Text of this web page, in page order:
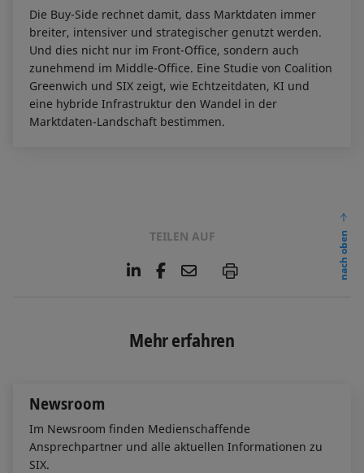
Die Buy-Side rechnet damit, dass Marktdaten immer
breiter, intensiver und strategischer genutzt werden.
Und dies nicht nur im Front-Office, sondern auch
zunehmend im Middle-Office. Eine Studie von Coalition
Greenwich und SIX zeigt, wie Echtzeitdaten, KI und
eine hybride Infrastruktur den Wandel in der
Marktdaten-Landschaft bestimmen.
TEILEN AUF
L
e
d
F
o
E
l
P
nach oben
Mehr erfahren
Newsroom
Im Newsroom finden Medienschaffende
Ansprechpartner und alle aktuellen Informationen zu
SIX.